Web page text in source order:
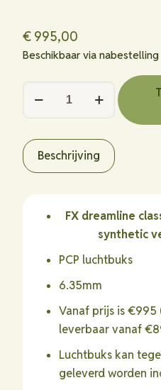
€ 995,00
Beschikbaar via nabestelling
Dreamline
hoeveelheid
Beschrijving
FX dreamline
synthetic
PCP luchtbuks
6.35mm
Vanaf prijs is €995
leverbaar vanaf
Luchtbuks kan
geleverd worden